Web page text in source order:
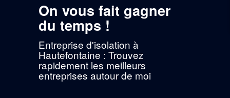
On vous fait gagner
du temps !
Entreprise d'isolation à
Hautefontaine : Trouvez
rapidement les meilleurs
entreprises autour de moi